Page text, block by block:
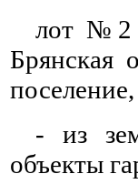
лот №2
Брянская
- из
объекты